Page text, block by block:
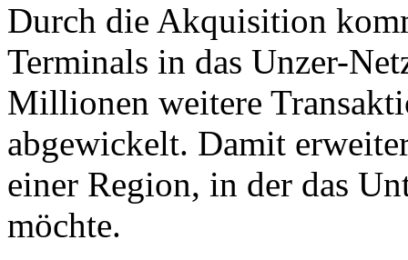
Durch die Akquisition
Terminals in das Unzer-
Millionen weitere
abgewickelt. Damit
einer Region, in der das
möchte.